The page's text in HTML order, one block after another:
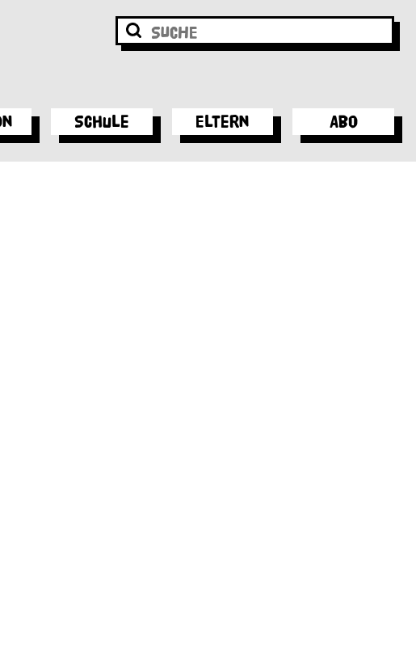
Schule Eltern Abo